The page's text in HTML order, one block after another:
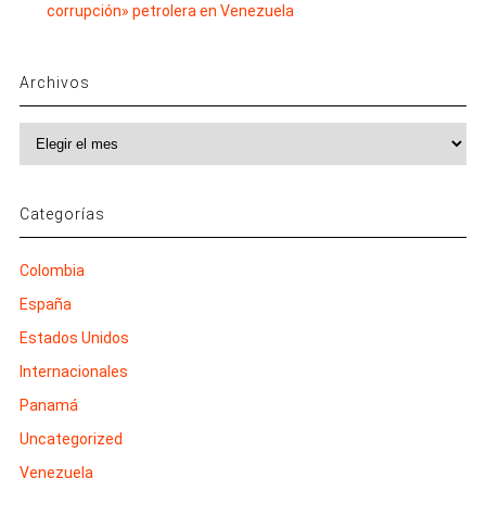
corrupción» petrolera en Venezuela
Archivos
Categorías
Colombia
España
Estados Unidos
Internacionales
Panamá
Uncategorized
Venezuela